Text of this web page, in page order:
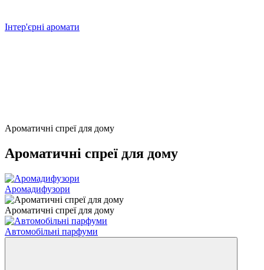
Інтер'єрні аромати
Ароматичні спреї для дому
Ароматичні спреї для дому
Аромадифузори
Ароматичні спреї для дому
Автомобільні парфуми